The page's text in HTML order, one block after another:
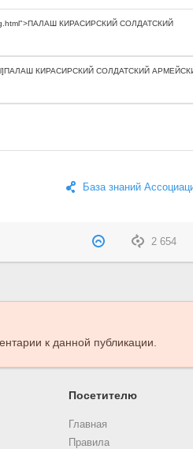
База знаний
2 654
к данной публикации.
Посетителю
Главная
Правила